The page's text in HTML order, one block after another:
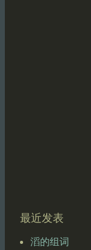
最近发表
滔的组词